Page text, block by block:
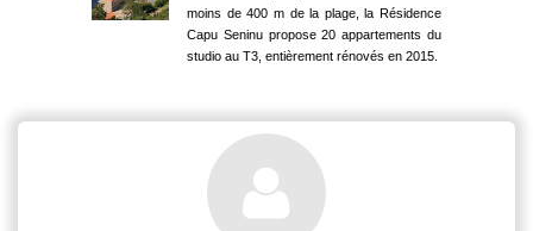
moins de 400 m de la plage, la Résidence
Capu Seninu propose 20 appartements du
studio au T3, entièrement rénovés en 2015.
Corse du Sud, surplombant le fleuve et à
moins de 400 m de la plage, la Résidence
Capu Seninu propose 20 appartements du
studio au T3, entièrement rénovés en 2015.